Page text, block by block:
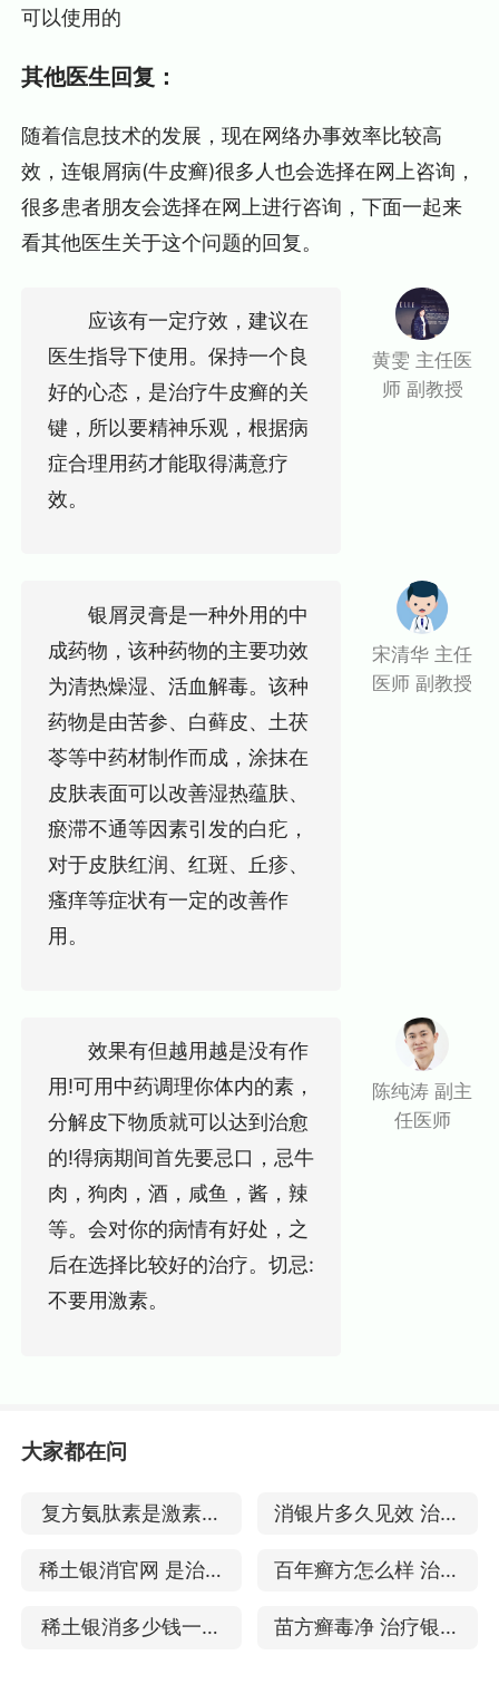
可以使用的
其他医生回复：
随着信息技术的发展，现在网络办事效率比较高
效，连银屑病(牛皮癣)很多人也会选择在网上咨询，
很多患者朋友会选择在网上进行咨询，下面一起来
看其他医生关于这个问题的回复。
应该有一定疗效，建议在
医生指导下使用。保持一个良
好的心态，是治疗牛皮癣的关
键，所以要精神乐观，根据病
症合理用药才能取得满意疗
效。
黄雯 主任医
师 副教授
银屑灵膏是一种外用的中
成药物，该种药物的主要功效
为清热燥湿、活血解毒。该种
药物是由苦参、白藓皮、土茯
苓等中药材制作而成，涂抹在
皮肤表面可以改善湿热蕴肤、
瘀滞不通等因素引发的白疕，
对于皮肤红润、红斑、丘疹、
瘙痒等症状有一定的改善作
用。
宋清华 主任
医师 副教授
效果有但越用越是没有作
用!可用中药调理你体内的素，
分解皮下物质就可以达到治愈
的!得病期间首先要忌口，忌牛
肉，狗肉，酒，咸鱼，酱，辣
等。会对你的病情有好处，之
后在选择比较好的治疗。切忌:
不要用激素。
陈纯涛 副主
任医师
大家都在问
复方氨肽素是激素药
吗 治疗银屑病怎么样
消银片多久见效 治疗
牛皮癣的疗效
稀土银消官网 是治疗
银屑病的中药吗
百年癣方怎么样 治银
屑病有好处吗
稀土银消多少钱一瓶
苗方癣毒净 治疗银屑